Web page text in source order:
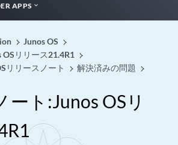
APPS
Junos OS
OSリリース21.4R1
リリースノート
解決済みの問題
ート:Junos OSリ